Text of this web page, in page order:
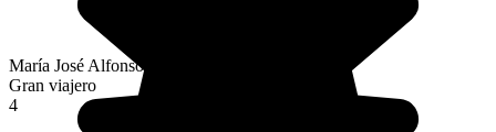
María José Alfonso Fernández
Gran viajero
4